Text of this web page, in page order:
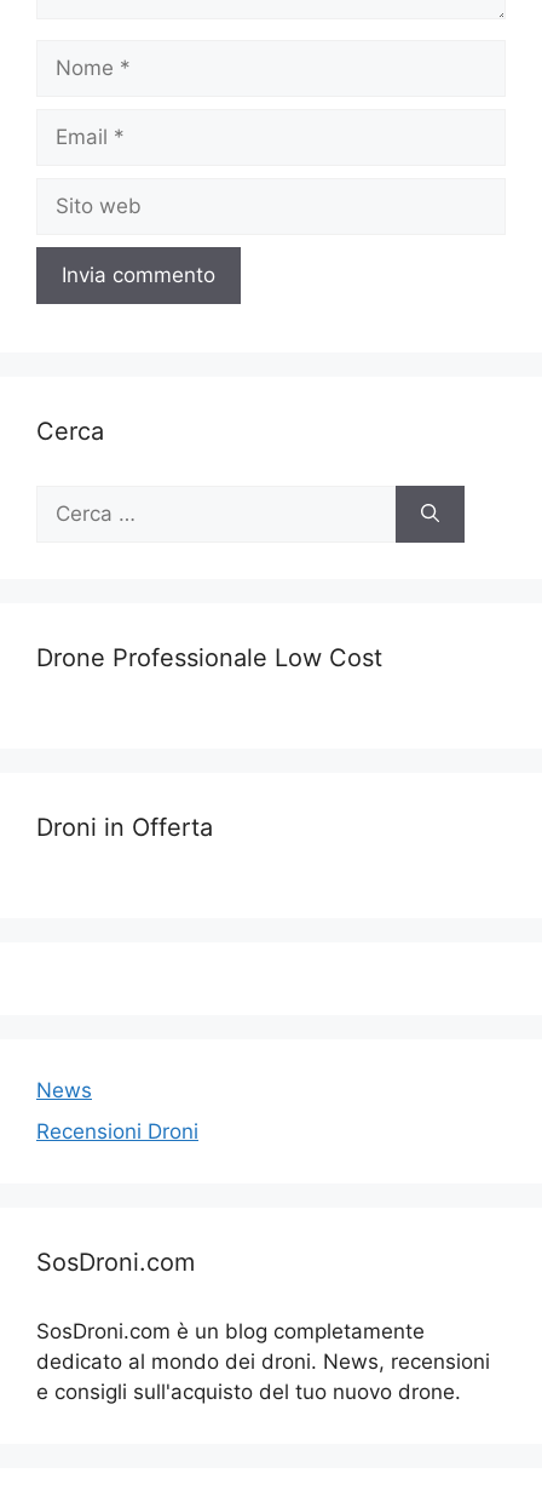
Nome
Email
Sito
web
Cerca
Ricerca
Drone Professionale Low Cost
Droni in Offerta
News
Recensioni Droni
SosDroni.com
SosDroni.com è un blog completamente
dedicato al mondo dei droni. News, recensioni
e consigli sull'acquisto del tuo nuovo drone.